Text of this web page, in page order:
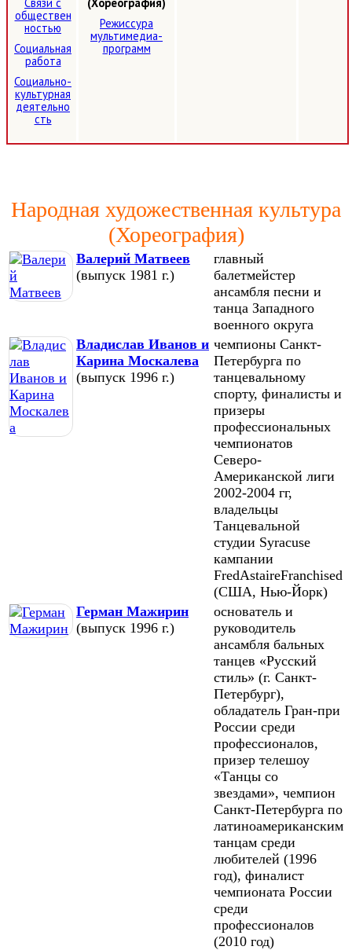
обществен
ностью
Социальная
работа
Социально-
культурная
деятельно
сть
Режиссура
мультимедиа-
программ
Народная художественная культура
(Хореография)
Валерий Матвеев
(выпуск 1981 г.)
главный
балетмейстер
ансамбля песни и
танца Западного
военного округа
Владислав Иванов и
Карина Москалева
(выпуск 1996 г.)
чемпионы Санкт-
Петербурга по
танцевальному
спорту, финалисты и
призеры
профессиональных
чемпионатов
Северо-
Американской лиги
2002-2004 гг,
владельцы
Танцевальной
студии Syracuse
кампании
FredAstaireFranchised
(США, Нью-Йорк)
Герман Мажирин
(выпуск 1996 г.)
основатель и
руководитель
ансамбля бальных
танцев «Русский
стиль» (г. Санкт-
Петербург),
обладатель Гран-при
России среди
профессионалов,
призер телешоу
«Танцы со
звездами», чемпион
Санкт-Петербурга по
латиноамериканским
танцам среди
любителей (1996
год), финалист
чемпионата России
среди
профессионалов
(2010 год)